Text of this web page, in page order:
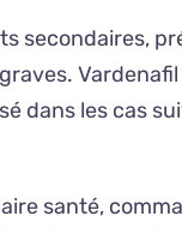
secondaires,
dans les cas
santé,